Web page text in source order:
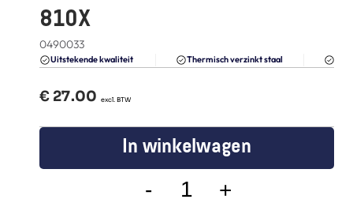
Blogs
810X
0490033
Uitstekende kwaliteit Thermisch verzinkt staal
€ 27.00
  excl. BTW
In winkelwagen
- +